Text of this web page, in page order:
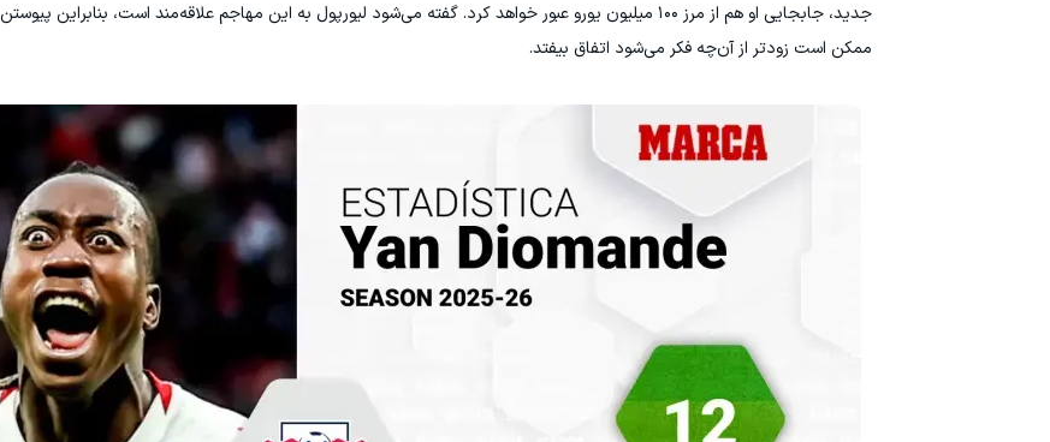
جدید، جابجایی او هم از مرز ۱۰۰ میلیون یورو عبور خواهد کرد. گفته می‌شود لیورپول به این مهاجم علاقه‌مند است،
ممکن است زودتر از آن‌چه فکر می‌شود اتفاق بیفتد.